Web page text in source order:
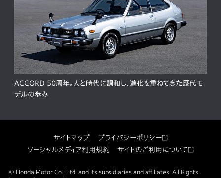
ACCORD 50周年。人と時代に調和し、進化を重ねてきた歴代モ
デルの歩み
サイトマップ
プライバシーポリシー
ソーシャルメディア利用規約
サイトのご利用について
© Honda Motor Co., Ltd. and its subsidiaries and affiliates. All Rights